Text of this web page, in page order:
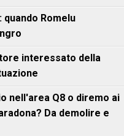
quando Romelu
interessato della
nell'area Q8 o diremo ai
Da demolire e